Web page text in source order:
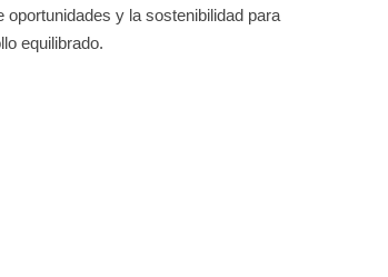
oportunidades y la sostenibilidad para
equilibrado.